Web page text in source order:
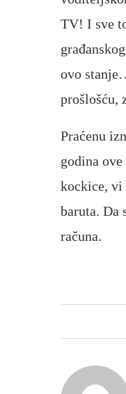
TV! I sve
ovo
prošlošću,
Praćenu
godina
kockice, vi
baruta. Da
računa.